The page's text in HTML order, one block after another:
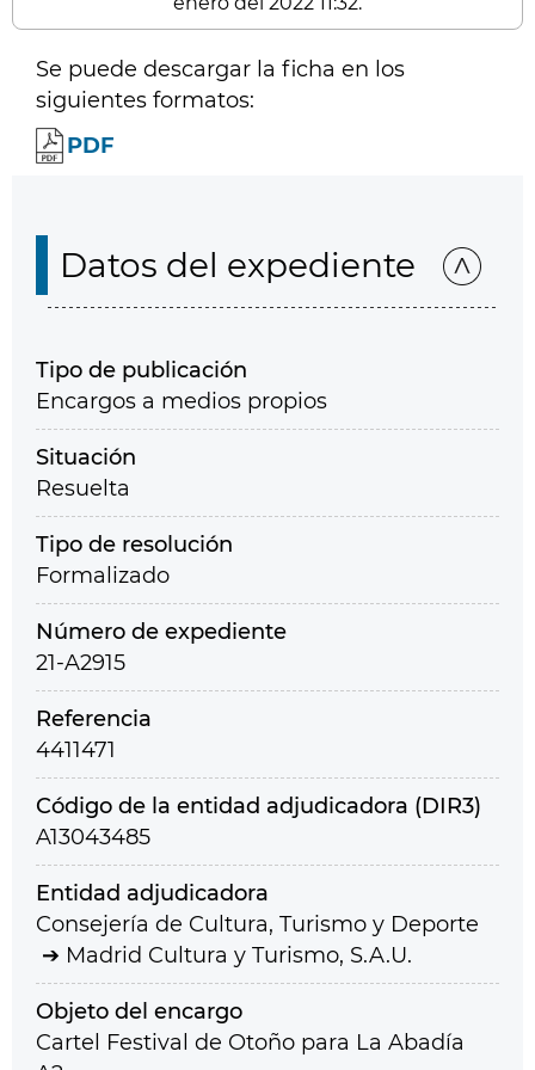
Se puede descargar la ficha en los
siguientes formatos:
PDF
Datos del expediente
Tipo de publicación
Encargos a medios propios
Situación
Resuelta
Tipo de resolución
Formalizado
Número de expediente
21-A2915
Referencia
4411471
Código de la entidad adjudicadora (DIR3)
A13043485
Entidad adjudicadora
Consejería de Cultura, Turismo y Deporte
Madrid Cultura y Turismo, S.A.U.
Objeto del encargo
Cartel Festival de Otoño para La Abadía